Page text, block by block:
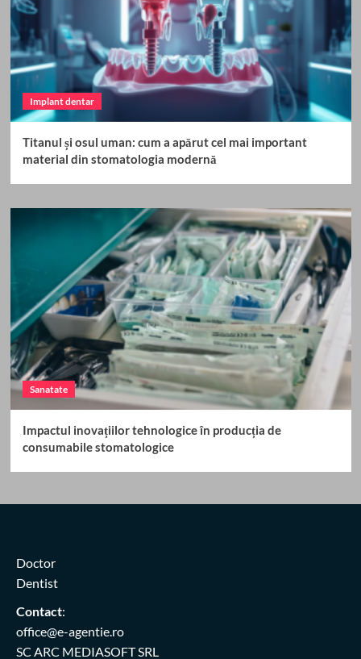
Implant dentar
Titanul și osul uman: cum a apărut cel mai important
material din stomatologia modernă
Sanatate
Impactul inovațiilor tehnologice în producția de
consumabile stomatologice
Doctor
Dentist
Contact:
office@e-agentie.ro
SC ARC MEDIASOFT SRL